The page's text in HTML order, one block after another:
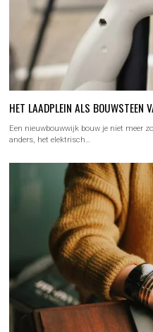
HET LAADPLEIN ALS BOUWSTEEN
Een nieuwbouwwijk bouw je niet meer
anders, het elektrisch…